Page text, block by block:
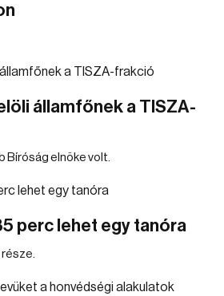
államfőnek a TISZA-
Bíróság elnöke volt.
perc lehet egy tanóra
része.